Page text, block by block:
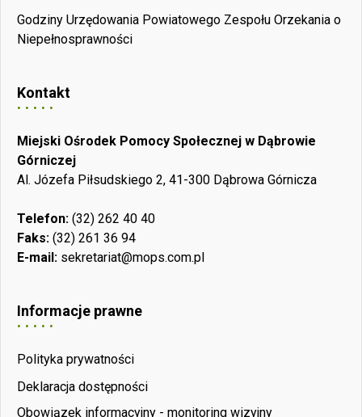
Godziny Urzędowania Powiatowego Zespołu Orzekania o
Niepełnosprawności
Kontakt
Miejski Ośrodek Pomocy Społecznej w Dąbrowie
Górniczej
Al. Józefa Piłsudskiego 2, 41-300 Dąbrowa Górnicza
Telefon: (32) 262 40 40
Faks: (32) 261 36 94
E-mail: sekretariat@mops.com.pl
Informacje prawne
Polityka prywatności
Deklaracja dostępności
Obowiązek informacyjny - monitoring wizyjny